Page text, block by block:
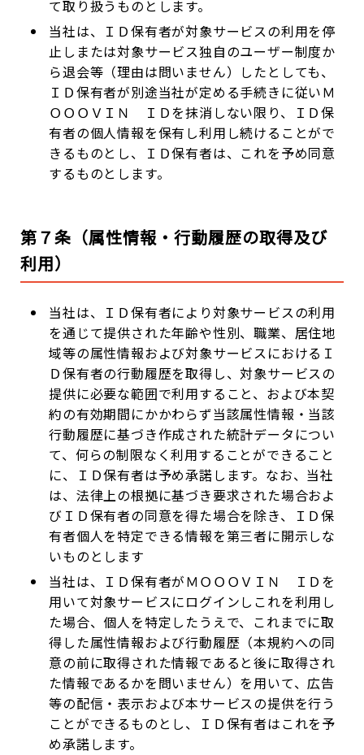
て取り扱うものとします。
当社は、ＩＤ保有者が対象サービスの利用を停
止しまたは対象サービス独自のユーザー制度か
ら退会等（理由は問いません）したとしても、
ＩＤ保有者が別途当社が定める手続きに従いＭ
ＯＯＯＶＩＮ ＩＤを抹消しない限り、ＩＤ保
有者の個人情報を保有し利用し続けることがで
きるものとし、ＩＤ保有者は、これを予め同意
するものとします。
第７条（属性情報・行動履歴の取得及び
利用）
当社は、ＩＤ保有者により対象サービスの利用
を通じて提供された年齢や性別、職業、居住地
域等の属性情報および対象サービスにおけるＩ
Ｄ保有者の行動履歴を取得し、対象サービスの
提供に必要な範囲で利用すること、および本契
約の有効期間にかかわらず当該属性情報・当該
行動履歴に基づき作成された統計データについ
て、何らの制限なく利用することができること
に、ＩＤ保有者は予め承諾します。なお、当社
は、法律上の根拠に基づき要求された場合およ
びＩＤ保有者の同意を得た場合を除き、ＩＤ保
有者個人を特定できる情報を第三者に開示しな
いものとします
当社は、ＩＤ保有者がＭＯＯＯＶＩＮ ＩＤを
用いて対象サービスにログインしこれを利用し
た場合、個人を特定したうえで、これまでに取
得した属性情報および行動履歴（本規約への同
意の前に取得された情報であると後に取得され
た情報であるかを問いません）を用いて、広告
等の配信・表示および本サービスの提供を行う
ことができるものとし、ＩＤ保有者はこれを予
め承諾します。